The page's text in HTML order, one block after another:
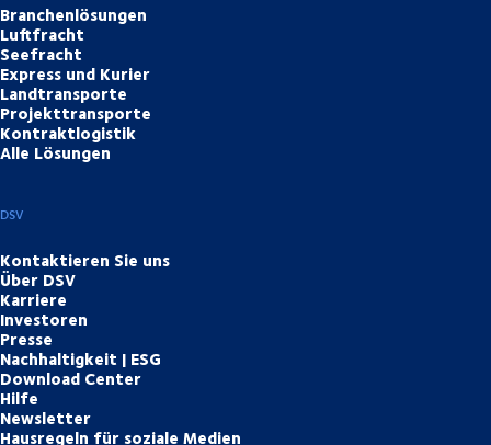
Branchenlösungen
Luftfracht
Seefracht
Express und Kurier
Landtransporte
Projekttransporte
Kontraktlogistik
Alle Lösungen
DSV
Kontaktieren Sie uns
Über DSV
Karriere
Investoren
Presse
Nachhaltigkeit | ESG
Download Center
Hilfe
Newsletter
Hausregeln für soziale Medien